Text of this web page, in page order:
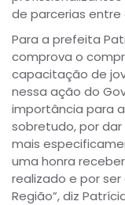
de parcerias entre
Para a prefeita
comprova o
capacitação de
nessa ação do
importância para
sobretudo, por
mais
uma honra
realizado e por
Região”, diz